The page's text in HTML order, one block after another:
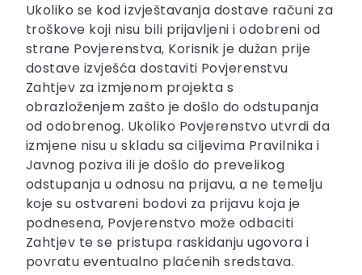
Ukoliko se kod izvještavanja dostave računi za
troškove koji nisu bili prijavljeni i odobreni od
strane Povjerenstva, Korisnik je dužan prije
dostave izvješća dostaviti Povjerenstvu
Zahtjev za izmjenom projekta s
obrazloženjem zašto je došlo do odstupanja
od odobrenog. Ukoliko Povjerenstvo utvrdi da
izmjene nisu u skladu sa ciljevima Pravilnika i
Javnog poziva ili je došlo do prevelikog
odstupanja u odnosu na prijavu, a ne temelju
koje su ostvareni bodovi za prijavu koja je
podnesena, Povjerenstvo može odbaciti
Zahtjev te se pristupa raskidanju ugovora i
povratu eventualno plaćenih sredstava.